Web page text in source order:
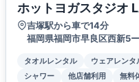
ホットヨガスタジオ
吉塚駅から車で14分
福岡県福岡市早良区西新5
タオルレンタル ウェアレンタ
シャワー
他店舗利用 無料